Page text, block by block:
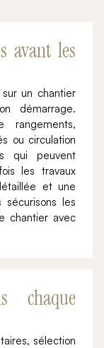
avant les
un chantier
démarrage.
rangements,
ou circulation
qui peuvent
les travaux
et une
sécurisons les
chantier avec
chaque
sélection